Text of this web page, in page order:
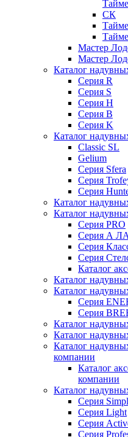
СК
Мастер
Мастер
Каталог
Серия R
Серия S
Серия H
Серия B
Серия K
Каталог
Classic SL
Gelium
Серия Sfera
Серия
Серия
Каталог
Каталог
Серия PRO
Серия А
Серия
Серия
Каталог
Каталог
Каталог
Серия
Серия
Каталог
Каталог
Каталог
компании
Каталог
компании
Каталог
Серия
Серия Light
Серия
Серия